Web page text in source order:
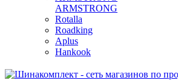
ARMSTRONG
Rotalla
Roadking
Aplus
Hankook